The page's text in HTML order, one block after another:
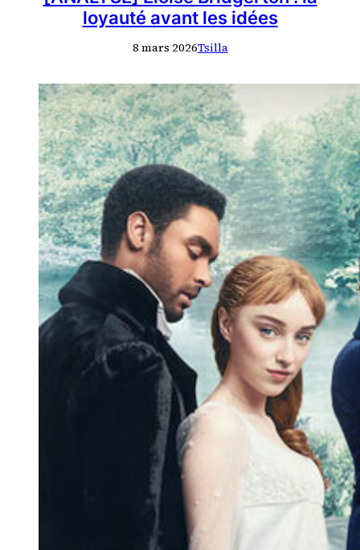
loyauté avant les idées
8 mars 2026Tsilla